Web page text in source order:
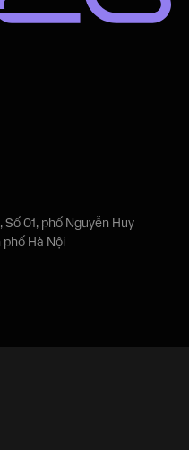
01, phố Nguyễn Huy
Hà Nội